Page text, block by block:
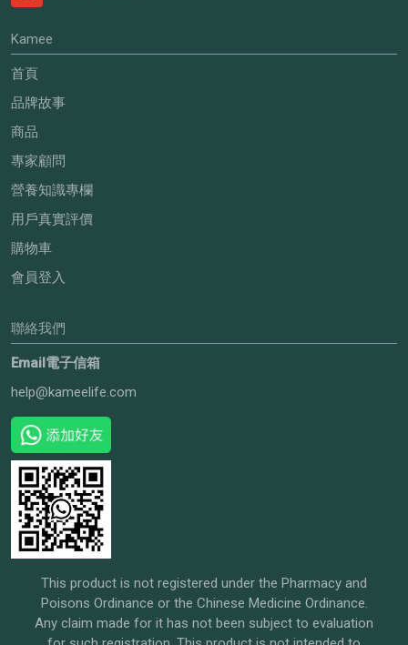
Kamee
首頁
品牌故事
商品
專家顧問
營養知識專欄
用戶真實評價
購物車
會員登入
聯絡我們
Email電子信箱
help@kameelife.com
This product is not registered under the Pharmacy and
Poisons Ordinance or the Chinese Medicine Ordinance.
Any claim made for it has not been subject to evaluation